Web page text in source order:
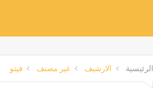
الرئيسية الارشيف غير مصنف فيتو